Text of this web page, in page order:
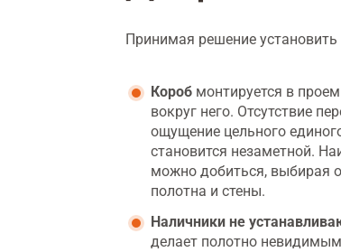
Принимая решение
Короб монтируется в
вокруг него. Отсутствие
ощущение цельного
становится незаметной.
можно добиться, выбирая
полотна и стены.
Наличники не
делает полотно